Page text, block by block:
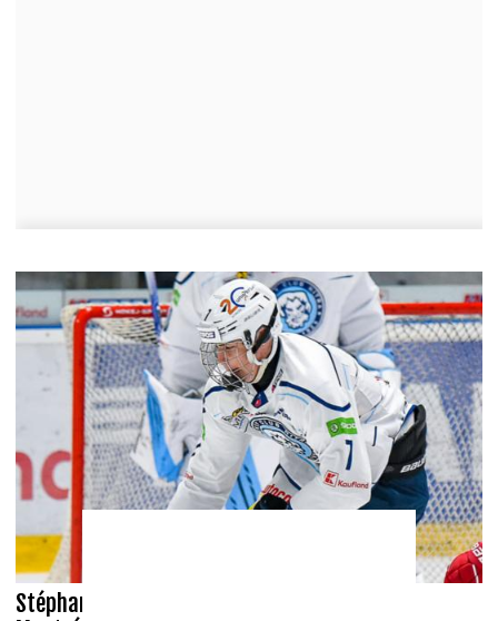
Stéphane Leroux ne voit pas Simon Nemec à